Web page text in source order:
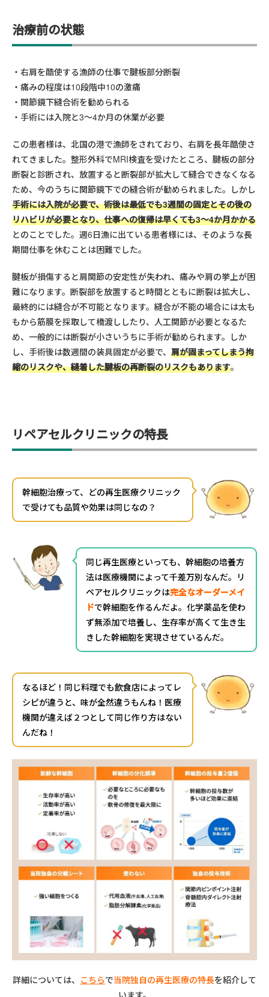
治療前の状態
右肩を酷使する漁師の仕事で腱板部分断裂
痛みの程度は10段階中10の激痛
関節鏡下縫合術を勧められる
手術には入院と3〜4か月の休業が必要
この患者様は、北国の港で漁師をされており、右肩を長年酷使さ
れてきました。整形外科でMRI検査を受けたところ、腱板の部分
断裂と診断され、放置すると断裂部が拡大して縫合できなくなる
ため、今のうちに関節鏡下での縫合術が勧められました。しかし
手術には入院が必要で、術後は最低でも3週間の固定とその後の
リハビリが必要となり、仕事への復帰は早くても3〜4か月かかる
とのことでした。週6日漁に出ている患者様には、そのような長
期間仕事を休むことは困難でした。
腱板が損傷すると肩関節の安定性が失われ、痛みや肩の挙上が困
難になります。断裂部を放置すると時間とともに断裂は拡大し、
最終的には縫合が不可能となります。縫合が不能の場合には太も
もから筋膜を採取して橋渡ししたり、人工関節が必要となるた
め、一般的には断裂が小さいうちに手術が勧められます。しか
し、手術後は数週間の装具固定が必要で、 肩が固まってしまう拘
縮のリスクや、縫着した腱板の再断裂のリスクもあります。
リペアセルクリニックの特長
幹細胞治療って、どの再生医療クリニック
で受けても品質や効果は同じなの？
同じ再生医療といっても、幹細胞の培養方
法は医療機関によって千差万別なんだ。リ
ペアセルクリニックは完全なオーダーメイ
ドで幹細胞を作るんだよ。化学薬品を使わ
ず無添加で培養し、生存率が高くて生き生
きした幹細胞を実現させているんだ。
なるほど！同じ料理でも飲食店によってレ
シピが違うと、味が全然違うもんね！医療
機関が違えば２つとして同じ作り方はない
んだね！
詳細については、 こちらで当院独自の再生医療の特長を紹介して
います。